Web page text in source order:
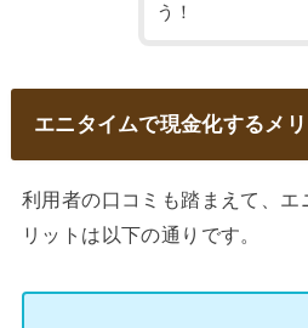
う！
エニタイムで現金化するメリ
利用者の口コミも踏まえて、エ
リットは以下の通りです。